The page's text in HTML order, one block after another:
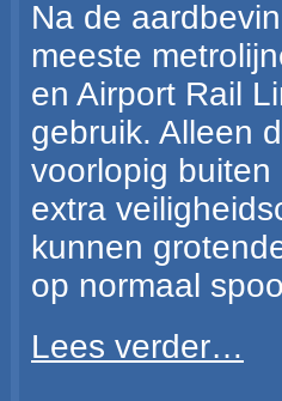
Na de
meeste
en Airport Rail
gebruik. Alleen
voorlopig
extra
kunnen
op normaal
Lees verder…